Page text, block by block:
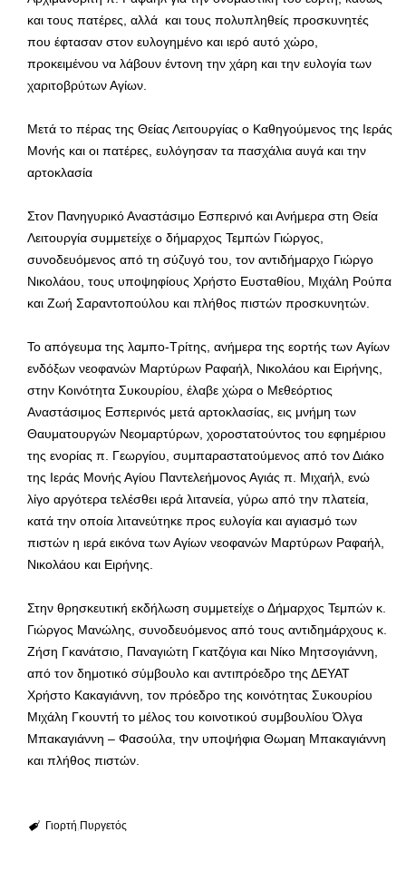
και τους πατέρες, αλλά και τους πολυπληθείς προσκυνητές
που έφτασαν στον ευλογημένο και ιερό αυτό χώρο,
προκειμένου να λάβουν έντονη την χάρη και την ευλογία των
χαριτοβρύτων Αγίων.
Μετά το πέρας της Θείας Λειτουργίας ο Καθηγούμενος της Ιεράς
Μονής και οι πατέρες, ευλόγησαν τα πασχάλια αυγά και την
αρτοκλασία
Στον Πανηγυρικό Αναστάσιμο Εσπερινό και Ανήμερα στη Θεία
Λειτουργία συμμετείχε ο δήμαρχος Τεμπών Γιώργος,
συνοδευόμενος από τη σύζυγό του, τον αντιδήμαρχο Γιώργο
Νικολάου, τους υποψηφίους Χρήστο Ευσταθίου, Μιχάλη Ρούπα
και Ζωή Σαραντοπούλου και πλήθος πιστών προσκυνητών.
Το απόγευμα της λαμπο-Τρίτης, ανήμερα της εορτής των Αγίων
ενδόξων νεοφανών Μαρτύρων Ραφαήλ, Νικολάου και Ειρήνης,
στην Κοινότητα Συκουρίου, έλαβε χώρα ο Μεθεόρτιος
Αναστάσιμος Εσπερινός μετά αρτοκλασίας, εις μνήμη των
Θαυματουργών Νεομαρτύρων, χοροστατούντος του εφημέριου
της ενορίας π. Γεωργίου, συμπαραστατούμενος από τον Διάκο
της Ιεράς Μονής Αγίου Παντελεήμονος Αγιάς π. Μιχαήλ, ενώ
λίγο αργότερα τελέσθει ιερά λιτανεία, γύρω από την πλατεία,
κατά την οποία λιτανεύτηκε προς ευλογία και αγιασμό των
πιστών η ιερά εικόνα των Αγίων νεοφανών Μαρτύρων Ραφαήλ,
Νικολάου και Ειρήνης.
Στην θρησκευτική εκδήλωση συμμετείχε ο Δήμαρχος Τεμπών κ.
Γιώργος Μανώλης, συνοδευόμενος από τους αντιδημάρχους κ.
Ζήση Γκανάτσιο, Παναγιώτη Γκατζόγια και Νίκο Μητσογιάννη,
από τον δημοτικό σύμβουλο και αντιπρόεδρο της ΔΕΥΑΤ
Χρήστο Κακαγιάννη, τον πρόεδρο της κοινότητας Συκουρίου
Μιχάλη Γκουντή το μέλος του κοινοτικού συμβουλίου Όλγα
Μπακαγιάννη – Φασούλα, την υποψήφια Θωμαη Μπακαγιάννη
και πλήθος πιστών.
Γιορτή Πυργετός